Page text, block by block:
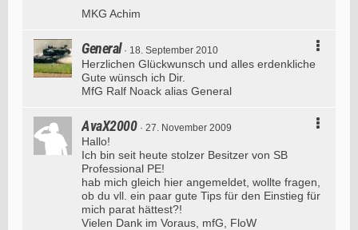
MKG Achim
General 18. September 2010
Herzlichen Glückwunsch und alles erdenkliche
Gute wünsch ich Dir.
MfG Ralf Noack alias General
AvaX2000 27. November 2009
Hallo!
Ich bin seit heute stolzer Besitzer von SB
Professional PE!
hab mich gleich hier angemeldet, wollte fragen,
ob du vll. ein paar gute Tips für den Einstieg für
mich parat hättest?!
Vielen Dank im Voraus, mfG, FloW